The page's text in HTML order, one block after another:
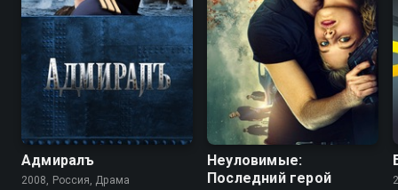
Адмиралъ
2008, Россия, Драма
Неуловимые:
Последний герой